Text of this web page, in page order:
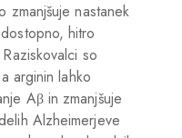
zmanjšuje nastanek
hitro
so
arginin lahko
Aβ in zmanjšuje
Alzheimerjeve